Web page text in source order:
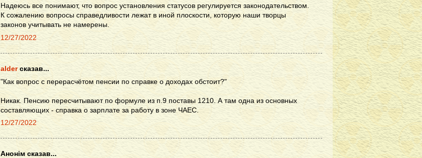
Надеюсь все понимают, что вопрос установления статусов регулируется законодательством.
К сожалению вопросы справедливости лежат в иной плоскости, которую наши творцы
законов учитывать не намерены.
12/27/2022
alderсказав...
"Как вопрос с перерасчётом пенсии по справке о доходах обстоит?"
Никак. Пенсию пересчитывают по формуле из п.9 поставы 1210. А там одна из основных
составляющих - справка о зарплате за работу в зоне ЧАЕС.
12/27/2022
Анонім сказав...